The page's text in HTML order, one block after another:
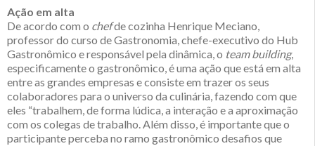
Ação em alta
De acordo com o chefde cozinha Henrique Meciano,
professor do curso de Gastronomia, chefe-executivo do Hub
Gastronômico e responsável pela dinâmica, o team building,
especificamente o gastronômico, é uma ação que está em alta
entre as grandes empresas e consiste em trazer os seus
colaboradores para o universo da culinária, fazendo com que
eles “trabalhem, de forma lúdica, a interação e a aproximação
com os colegas de trabalho. Além disso, é importante que o
participante perceba no ramo gastronômico desafios que